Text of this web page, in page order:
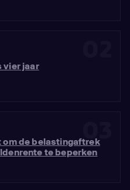
vier jaar
03
om de belastingaftrek
te beperken